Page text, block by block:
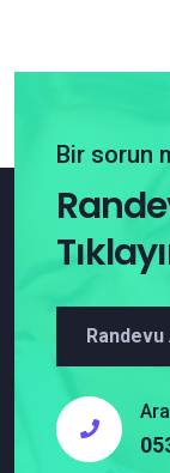
Bir sorun
Randevu
Ara